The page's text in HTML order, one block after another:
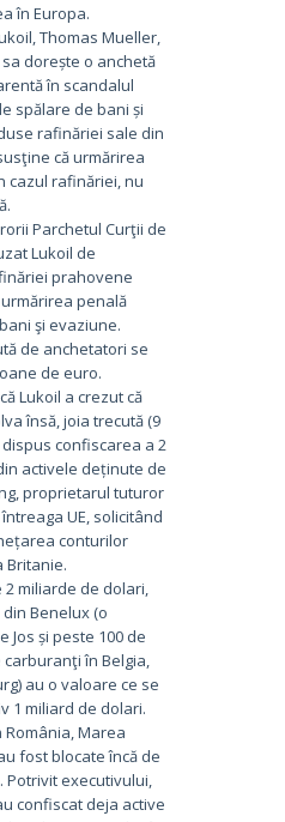
în Europa.
Thomas Mueller,
dorește o anchetă
în scandalul
spălare de bani și
rafinăriei sale din
că urmărirea
cazul rafinăriei, nu
Parchetul Curţii de
Lukoil de
prahovene
penală
şi evaziune.
de anchetatori se
de euro.
Lukoil a crezut că
însă, joia trecută (9
confiscarea a 2
activele deținute de
proprietarul tuturor
UE, solicitând
conturilor
Britanie.
2 miliarde de dolari,
Benelux (o
Jos și peste 100 de
în Belgia,
au o valoare ce se
1 miliard de dolari.
Marea
fost blocate încă de
Potrivit executivului,
confiscat deja active